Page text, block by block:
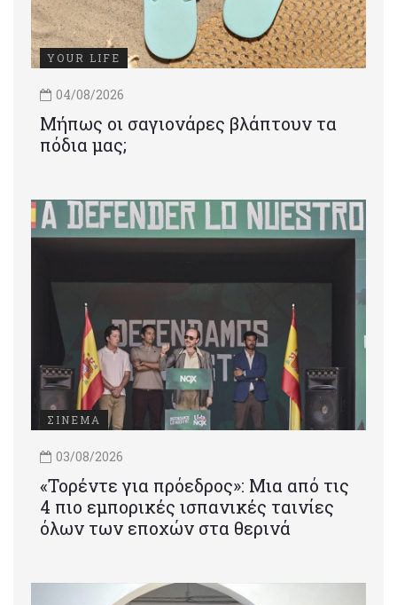
YOUR LIFE
04/08/2026
Μήπως οι σαγιονάρες βλάπτουν τα
πόδια μας;
ΣΙΝΕΜΑ
03/08/2026
«Τορέντε για πρόεδρος»: Mια από τις
4 πιο εμπορικές ισπανικές ταινίες
όλων των εποχών στα θερινά